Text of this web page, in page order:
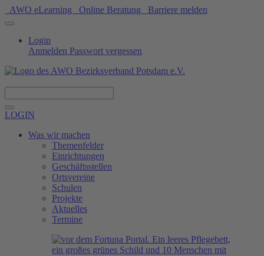
AWO eLearning Online Beratung Barriere melden
Login
Anmelden Passwort vergessen
LOGIN
Was wir machen
Themenfelder
Einrichtungen
Geschäftsstellen
Ortsvereine
Schulen
Projekte
Aktuelles
Termine